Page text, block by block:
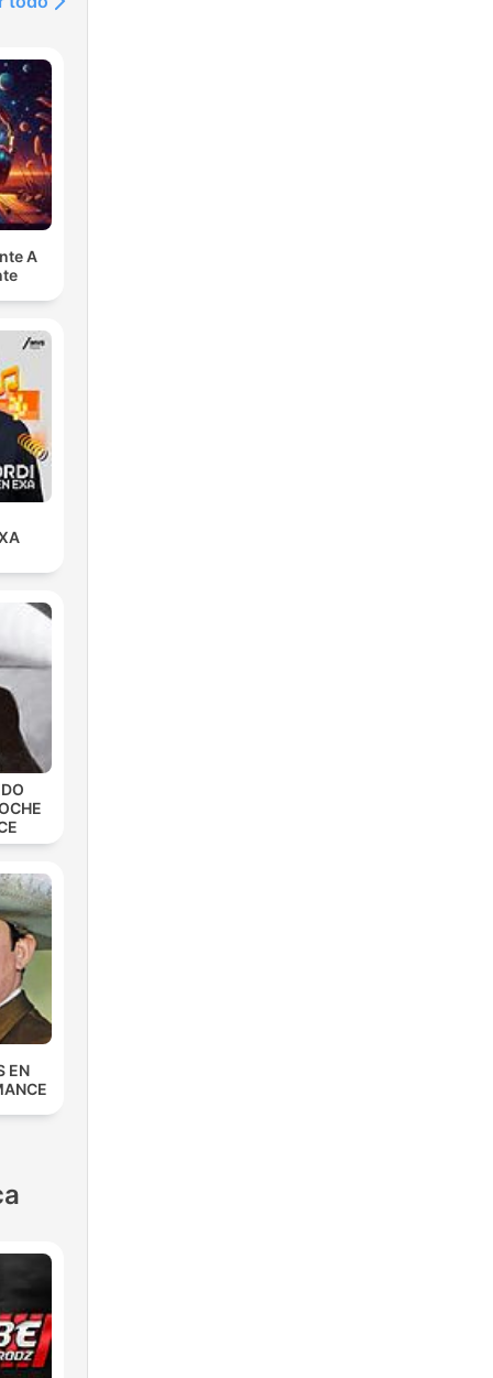
A
EN